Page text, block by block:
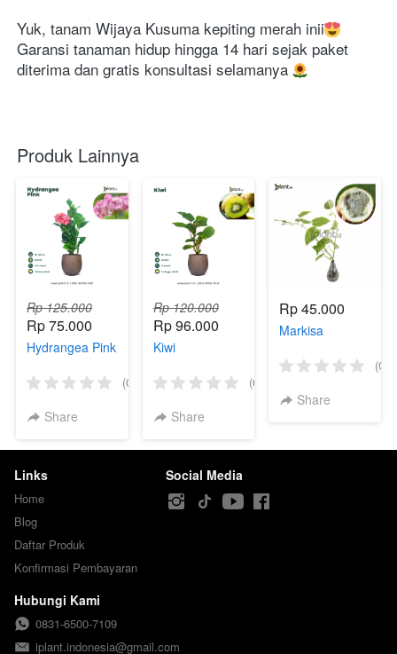
Yuk, tanam Wijaya Kusuma kepiting merah inii
Garansi tanaman hidup hingga 14 hari sejak paket
diterima dan gratis konsultasi selamanya
Produk Lainnya
Rp 125.000
Rp 75.000
Hydrangea Pink
(0)
Share
Rp 120.000
Rp 96.000
Kiwi
(0)
Share
Rp 45.000
Markisa
(0)
Share
Links
Home
Blog
Daftar Produk
Konfirmasi Pembayaran
Social Media
Hubungi Kami
0831-6500-7109
iplant.indonesia@gmail.com